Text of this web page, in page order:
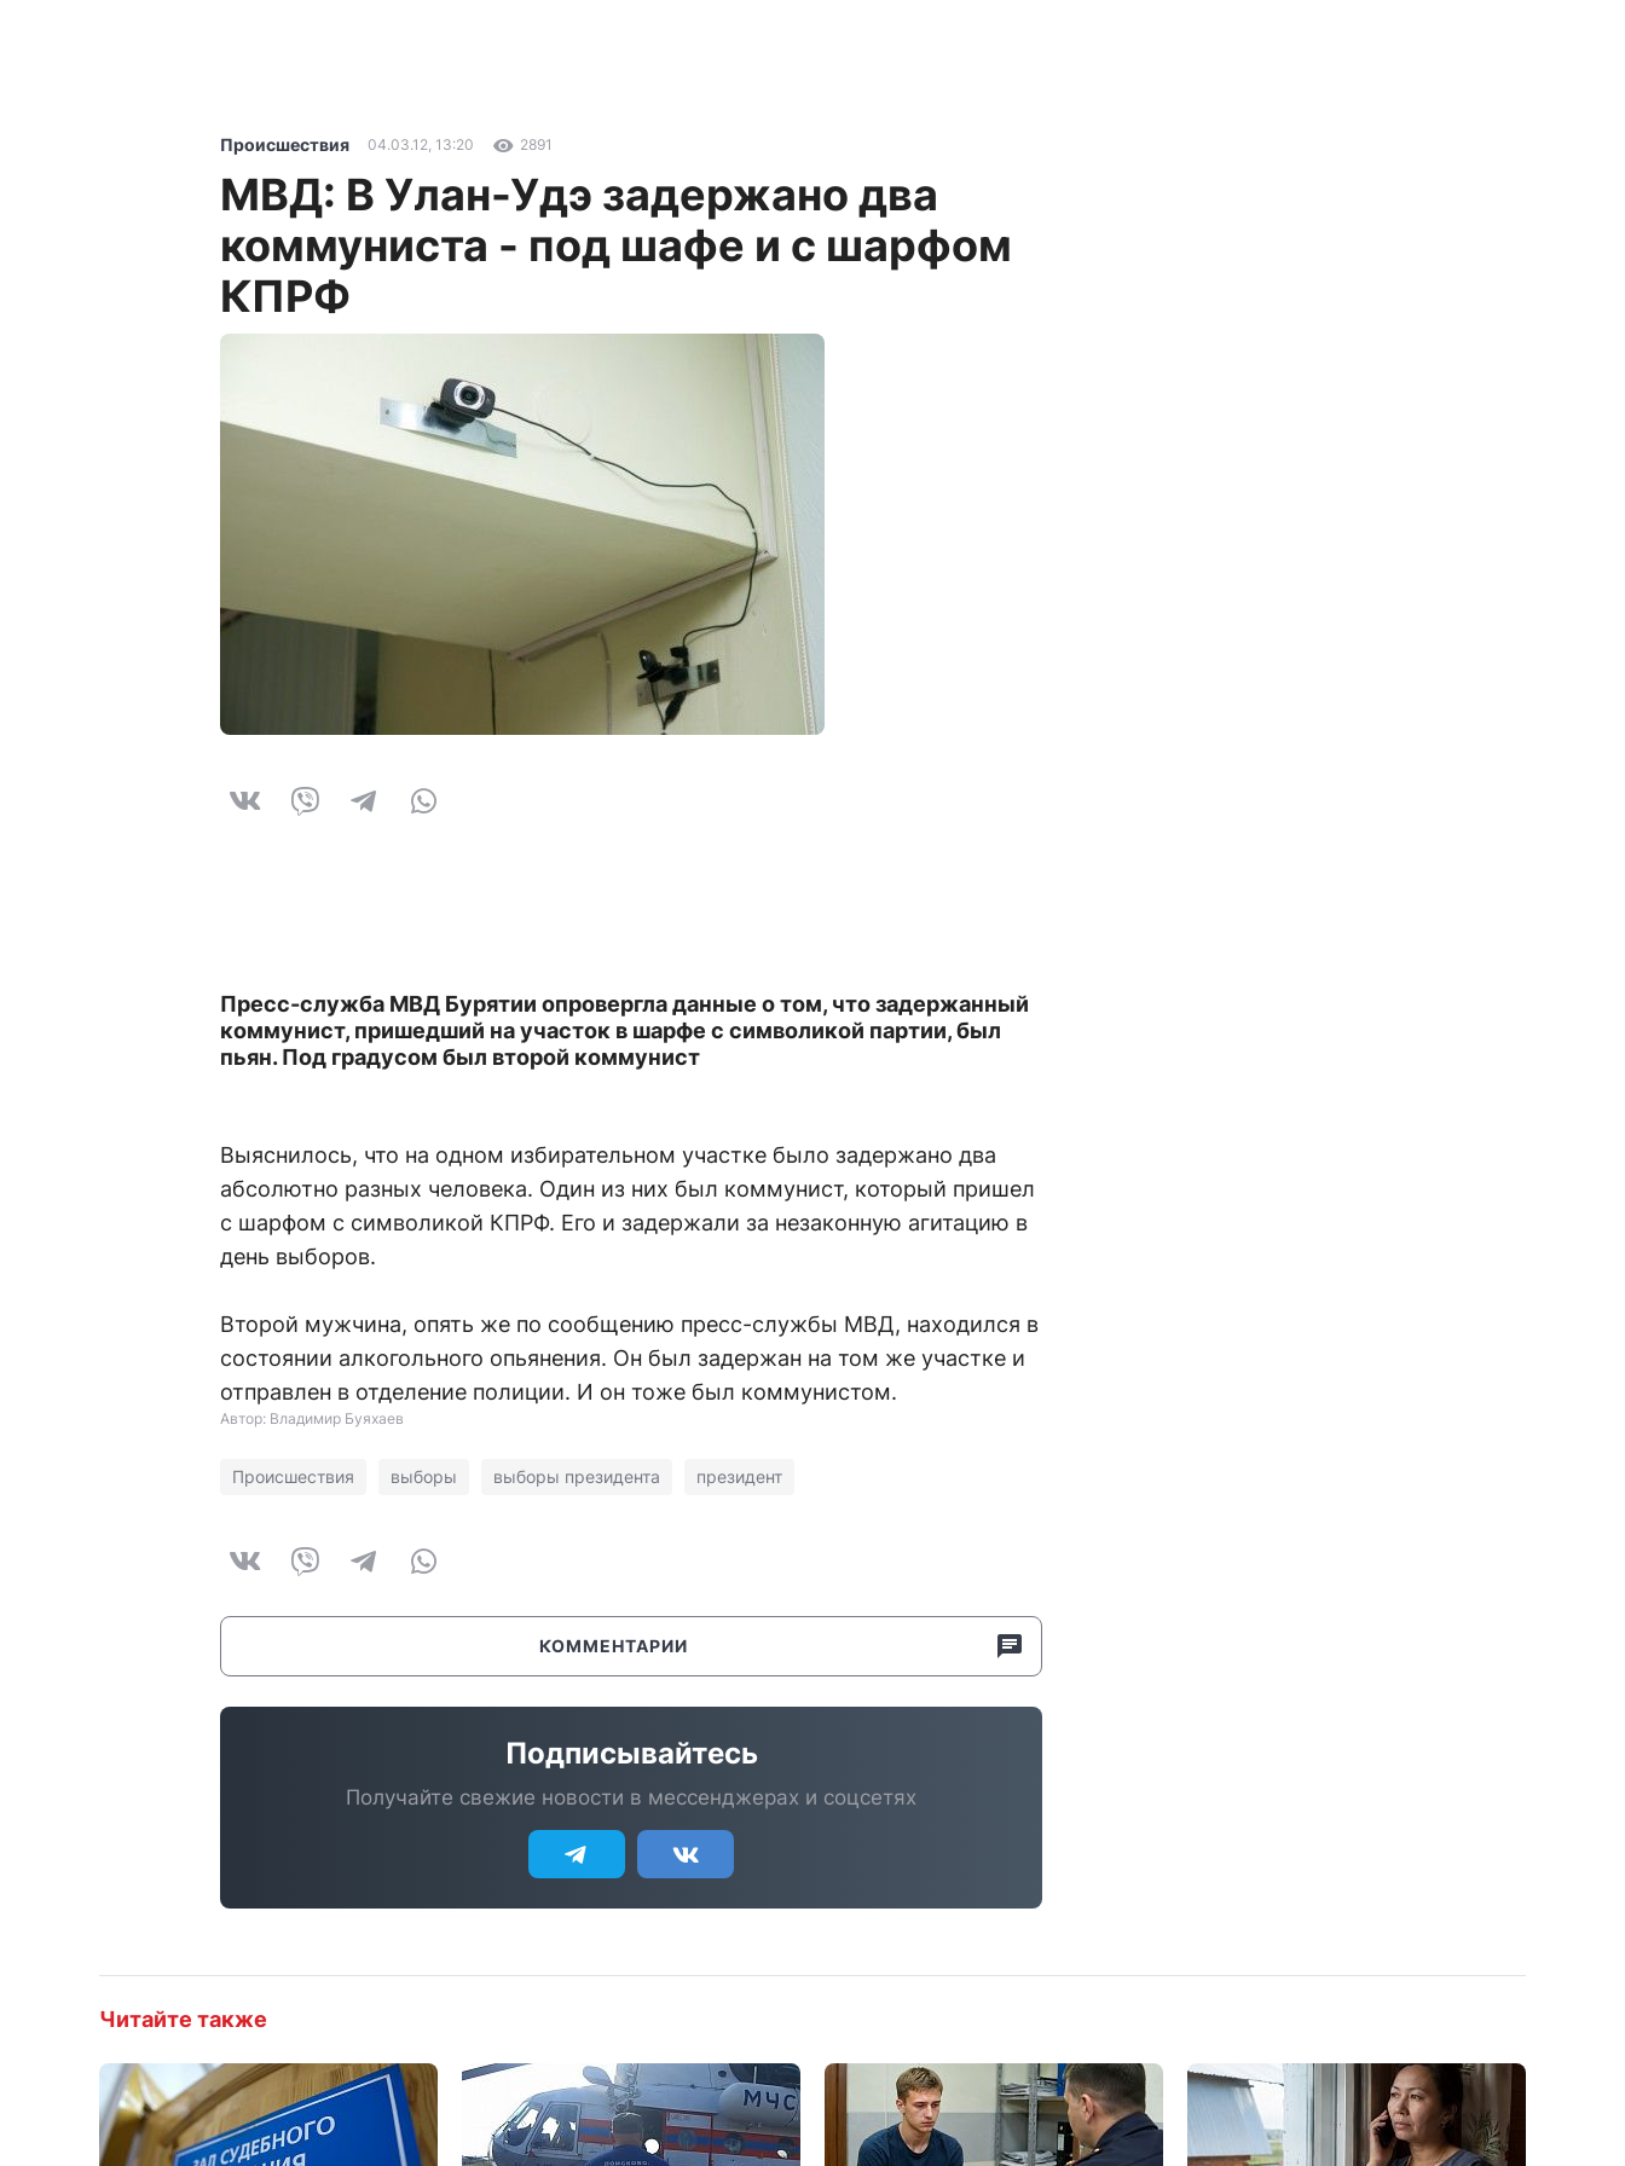
Происшествия 04.03.12, 13:20 2891
МВД: В Улан-Удэ задержано два
коммуниста - под шафе и с шарфом
КПРФ
Пресс-служба МВД Бурятии опровергла данные о том, что задержанный
коммунист, пришедший на участок в шарфе с символикой партии, был
пьян. Под градусом был второй коммунист
Выяснилось, что на одном избирательном участке было задержано два
абсолютно разных человека. Один из них был коммунист, который пришел
с шарфом с символикой КПРФ. Его и задержали за незаконную агитацию в
день выборов.
Второй мужчина, опять же по сообщению пресс-службы МВД, находился в
состоянии алкогольного опьянения. Он был задержан на том же участке и
отправлен в отделение полиции. И он тоже был коммунистом.
Автор: Владимир Буяхаев
Происшествия выборы выборы президента президент
КОММЕНТАРИИ
Подписывайтесь
Получайте свежие новости в мессенджерах и соцсетях
Читайте также